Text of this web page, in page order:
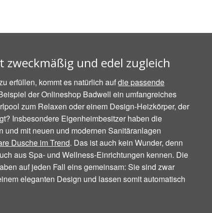
und edel zugleich
erfüllen, kommt es natürlich aufdie passende
der Onlineshop Badwell ein umfangreiches
zum Relaxen oder einem Design-Heizkörper, der
Insbesondere Eigenheimbesitzer haben die
mit neuen und modernen Sanitäranlagen
Dusche im Trend. Das ist auch kein Wunder, denn
aus Spa- und Wellness-Einrichtungen kennen. Die
auf jeden Fall eins gemeinsam: Sie sind zwar
eleganten Design und lassen somit automatisch